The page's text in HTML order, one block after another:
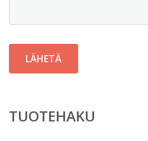
TUOTEHAKU